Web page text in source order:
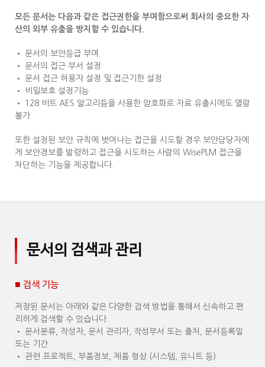
모든 문서는 다음과 같은 접근권한을 부여함으로써 회사의 중요한 자
산의 외부 유출을 방지할 수 있습니다.
• 문서의 보안등급 부여
• 문서의 접근 부서 설정
• 문서 접근 허용자 설정 및 접근기한 설정
• 비밀보호 설정기능
• 128 비트 AES 알고리듬을 사용한 암호화로 자료 유출시에도 열람
불가
또한 설정된 보안 규칙에 벗어나는 접근을 시도할 경우 보안담당자에
게 보안경보를 발령하고 접근을 시도하는 사람의 WisePLM 접근을
차단하는 기능을 제공합니다.
문서의 검색과 관리
■ 검색 기능
저장된 문서는 아래와 같은 다양한 검색 방법을 통해서 신속하고 편
리하게 검색할 수 있습니다.
• 문서분류, 작성자, 문서 관리자, 작성부서 또는 출처, 문서등록일
또는 기간
• 관련 프로젝트, 부품정보, 제품 형상 (시스템, 유니트 등)